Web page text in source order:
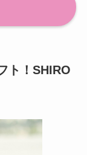
ト！SHIRO